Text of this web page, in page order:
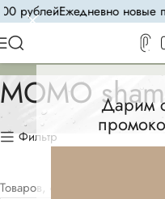
Дарим
рублейЕжедневно новые
MOMO
Фильтр
Товаров, соответствующих